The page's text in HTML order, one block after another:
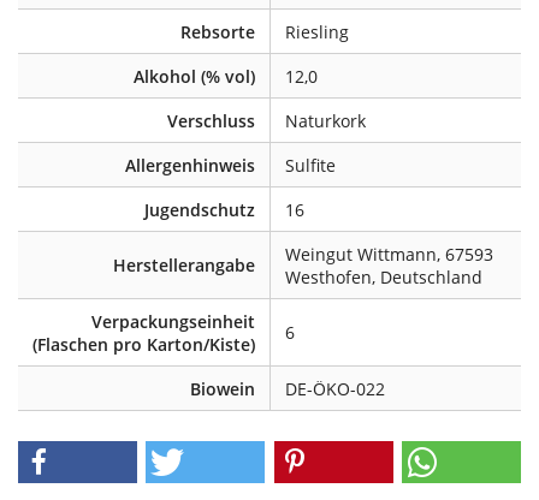
Rebsorte
Riesling
Alkohol (% vol)
12,0
Verschluss
Naturkork
Allergenhinweis
Sulfite
Jugendschutz
16
Herstellerangabe
Weingut Wittmann, 67593
Westhofen, Deutschland
Verpackungseinheit
(Flaschen pro Karton/Kiste)
6
Biowein DE-ÖKO-022